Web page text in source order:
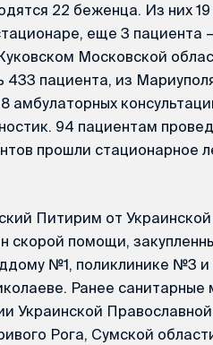
22 беженца. Из них
еще 3 пациента
Московской
пациента, из
амбулаторных
94 пациентам
прошли стационарное
Питирим от
скорой помощи,
№1, поликлинике №3 и
Ранее
Украинской
Рога, Сумской